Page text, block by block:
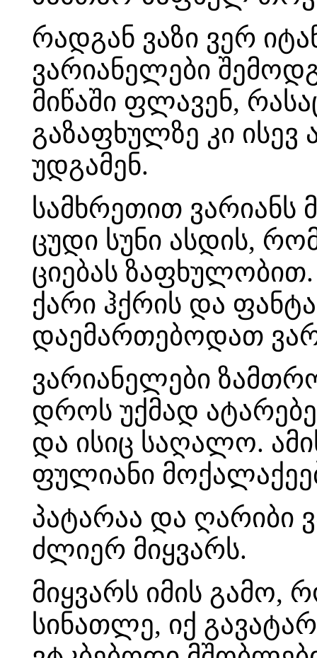
რადგან ვაზი ვერ
ვარიანელები
მიწაში ფლავენ,
გაზაფხულზე კი ისევ
უდგამენ.
სამხრეთით ვარიანს
ცუდი სუნი ასდის,
ციებას
ქარი ჰქრის და
დაემართებოდათ
ვარიანელები
დროს უქმად
და ისიც საღალო.
ფულიანი
პატარაა და ღარიბი
ძლიერ მიყვარს.
მიყვარს იმის გამო,
სინათლე, იქ